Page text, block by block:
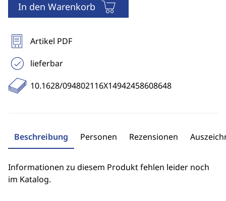
In den Warenkorb
Artikel PDF
lieferbar
10.1628/094802116X14942458608648
Beschreibung Personen Rezensionen
Informationen zu diesem Produkt fehlen leider noch
im Katalog.